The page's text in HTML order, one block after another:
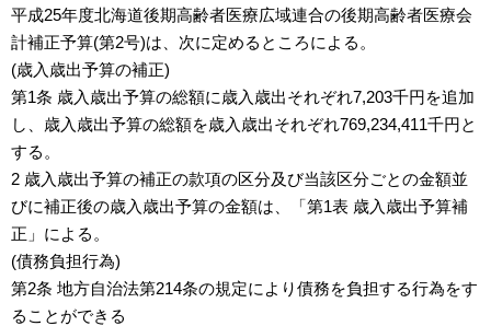
平成25年度北海道後期高齢者医療広域連合の後期高齢者医療会
計補正予算(第2号)は、次に定めるところによる。
(歳入歳出予算の補正)
第1条 歳入歳出予算の総額に歳入歳出それぞれ7,203千円を追加
し、歳入歳出予算の総額を歳入歳出それぞれ769,234,411千円と
する。
2 歳入歳出予算の補正の款項の区分及び当該区分ごとの金額並
びに補正後の歳入歳出予算の金額は、「第1表 歳入歳出予算補
正」による。
(債務負担行為)
第2条 地方自治法第214条の規定により債務を負担する行為をす
ることができる